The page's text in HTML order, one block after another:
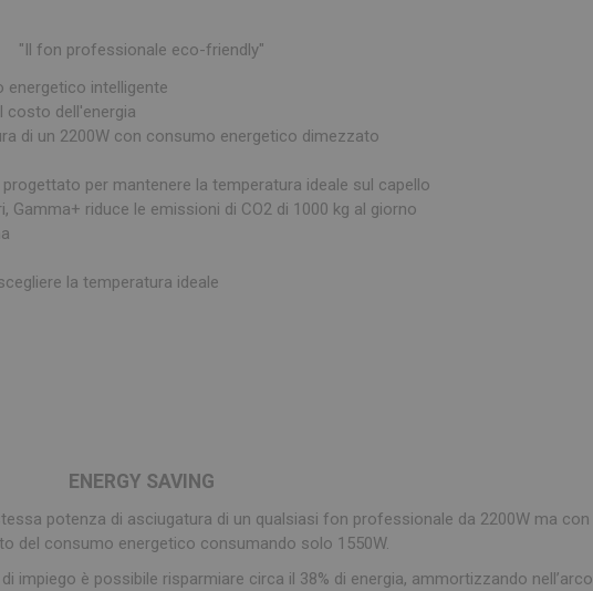
"Il fon professionale eco-friendly"
energetico intelligente
costo dell'energia
di un 2200W con consumo energetico dimezzato
per mantenere la temperatura ideale sul capello
Gamma+ riduce le emissioni di CO2 di 1000 kg al giorno
la temperatura ideale
ENERGY SAVING
potenza di asciugatura di un qualsiasi fon professionale da 2200W ma con
del consumo energetico consumando solo 1550W.
impiego è possibile risparmiare circa il 38% di energia, ammortizzando nell’arco